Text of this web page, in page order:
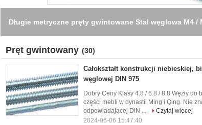
DIN 975
Pręt gwintowany (30)
Całokształt konstrukcji niebieskiej,
węglowej DIN 975
Dobry Ceny Klasy 4.8 / 6.8 / 8.8 Węzły
części mebli w dynastii Ming i Qing. Nie
odpowiadającej DIN ...
Czytaj więcej
2024-06-06 15:47:40